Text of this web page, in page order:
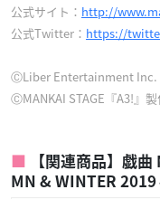
公式サイト： http://
公式Twitter： https://
ⒸLiber Entertainment Inc.
ⒸMANKAI STAGE『A3!』
【関連商品】戯
MN & WINTER 2019